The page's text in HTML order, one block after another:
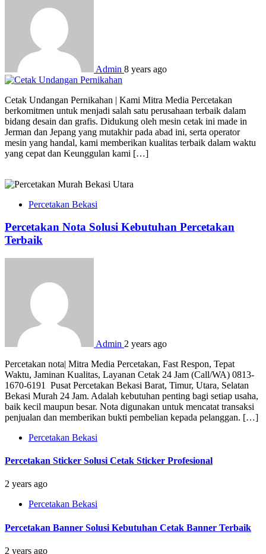
Admin 8 years ago
Cetak Undangan Pernikahan | Kami Mitra Media Percetakan
berkomitmen untuk menjadi salah satu perusahaan terbaik dalam
bidang desain dan grafis. Didukung oleh mesin cetak ini made in
Jerman dan Jepang yang mutakhir pada abad ini, serta operator
mesin yang handal, kami memberikan kualitas terbaik dalam waktu
yang cepat dan Keunggulan kami […]
Percetakan Bekasi
Percetakan Nota Solusi Kebutuhan Percetakan
Terbaik
Admin 2 years ago
Percetakan nota| Mitra Media Percetakan, Fast Respon, Tepat
Waktu, Jaminan Kualitas, Layanan Cetak 24 Jam (Call/WA) 0813-
1670-6191 Pusat Percetakan Bekasi Barat, Timur, Utara, Selatan
Bekasi Murah 24 Jam. Adalah kebutuhan penting bagi setiap usaha,
baik kecil maupun besar. Nota digunakan untuk mencatat transaksi
penjualan dan memberikan bukti pembelian kepada pelanggan. […]
Percetakan Bekasi
Percetakan Sticker Solusi Cetak Sticker Profesional
2 years ago
Percetakan Bekasi
Percetakan Banner Solusi Kebutuhan Cetak Banner Terbaik
2 years ago